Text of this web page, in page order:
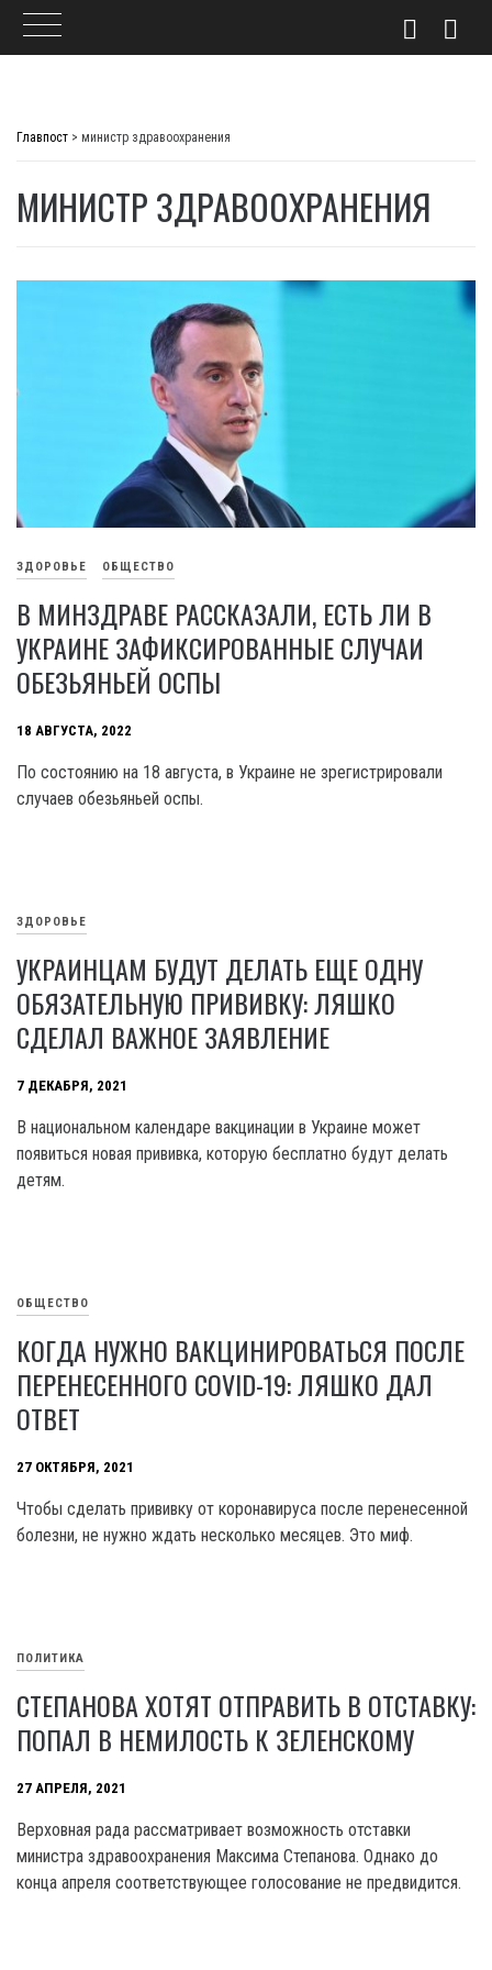
Главпост > министр здравоохранения
МИНИСТР ЗДРАВООХРАНЕНИЯ
ЗДОРОВЬЕ ОБЩЕСТВО
В МИНЗДРАВЕ РАССКАЗАЛИ, ЕСТЬ ЛИ В
УКРАИНЕ ЗАФИКСИРОВАННЫЕ СЛУЧАИ
ОБЕЗЬЯНЬЕЙ ОСПЫ
18 АВГУСТА, 2022
По состоянию на 18 августа, в Украине не зрегистрировали
случаев обезьяньей оспы.
ЗДОРОВЬЕ
УКРАИНЦАМ БУДУТ ДЕЛАТЬ ЕЩЕ ОДНУ
ОБЯЗАТЕЛЬНУЮ ПРИВИВКУ: ЛЯШКО
СДЕЛАЛ ВАЖНОЕ ЗАЯВЛЕНИЕ
7 ДЕКАБРЯ, 2021
В национальном календаре вакцинации в Украине может
появиться новая прививка, которую бесплатно будут делать
детям.
ОБЩЕСТВО
КОГДА НУЖНО ВАКЦИНИРОВАТЬСЯ ПОСЛЕ
ПЕРЕНЕСЕННОГО COVID-19: ЛЯШКО ДАЛ
ОТВЕТ
27 ОКТЯБРЯ, 2021
Чтобы сделать прививку от коронавируса после перенесенной
болезни, не нужно ждать несколько месяцев. Это миф.
ПОЛИТИКА
СТЕПАНОВА ХОТЯТ ОТПРАВИТЬ В ОТСТАВКУ:
ПОПАЛ В НЕМИЛОСТЬ К ЗЕЛЕНСКОМУ
27 АПРЕЛЯ, 2021
Верховная рада рассматривает возможность отставки
министра здравоохранения Максима Степанова. Однако до
конца апреля соответствующее голосование не предвидится.